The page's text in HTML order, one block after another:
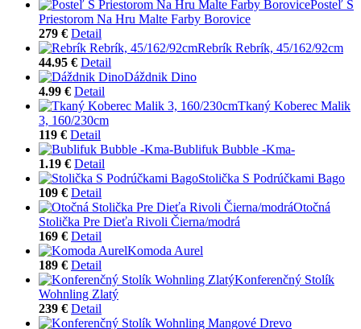
Posteľ S
Priestorom Na Hru Malte Farby Borovice
279 € Detail
Rebrík Rebrík, 45/162/92cm
44.95 € Detail
Dáždnik Dino
4.99 € Detail
Tkaný Koberec Malik
3, 160/230cm
119 € Detail
Bublifuk Bubble -Kma-
1.19 € Detail
Stolička S Podrúčkami Bago
109 € Detail
Otočná
Stolička Pre Dieťa Rivoli Čierna/modrá
169 € Detail
Komoda Aurel
189 € Detail
Konferenčný Stolík
Wohnling Zlatý
239 € Detail